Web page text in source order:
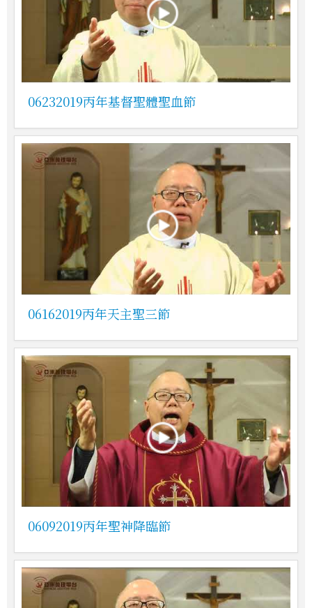
06232019丙年基督聖體聖血節
06162019丙年天主聖三節
06092019丙年聖神降臨節